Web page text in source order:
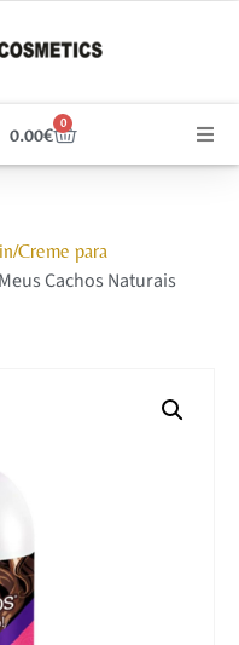
0.00€
0
Creme para
Cachos Naturais